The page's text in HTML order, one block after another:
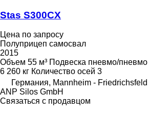
Stas S300CX
Цена по запросу
Полуприцеп самосвал
2015
Объем 55 м³ Подвеска пневмо/пневмо
6 260 кг Количество осей 3
Германия, Mannheim - Friedrichsfeld
ANP Silos GmbH
Связаться с продавцом